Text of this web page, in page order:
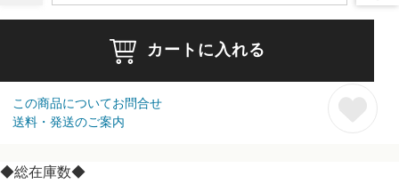
カートに入れる
この商品についてお問合せ
送料・発送のご案内
◆総在庫数◆